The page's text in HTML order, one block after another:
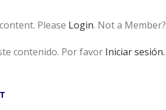
Please Login. Not a Member?
contenido. Por favor Iniciar sesión.